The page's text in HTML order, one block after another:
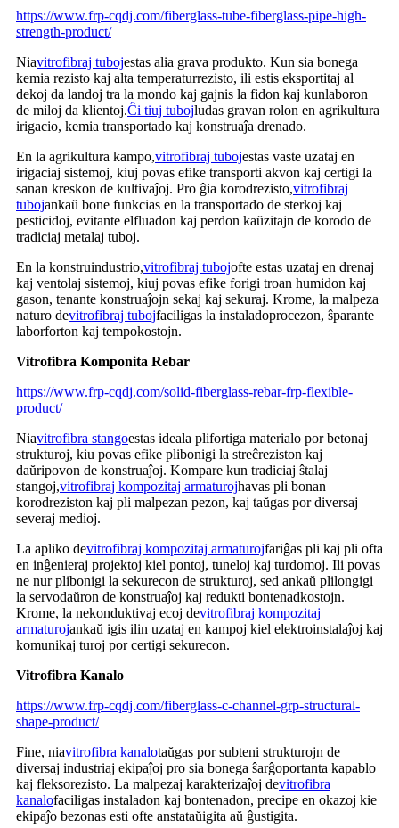
https://www.frp-cqdj.com/fiberglass-tube-fiberglass-pipe-high-
strength-product/
Niavitrofibraj tubojestas alia grava produkto. Kun sia bonega
kemia rezisto kaj alta temperaturrezisto, ili estis eksportitaj al
dekoj da landoj tra la mondo kaj gajnis la fidon kaj kunlaboron
de miloj da klientoj.Ĉi tiuj tubojludas gravan rolon en agrikultura
irigacio, kemia transportado kaj konstruaĵa drenado.
En la agrikultura kampo,vitrofibraj tubojestas vaste uzataj en
irigaciaj sistemoj, kiuj povas efike transporti akvon kaj certigi la
sanan kreskon de kultivaĵoj. Pro ĝia korodrezisto,vitrofibraj
tubojankaŭ bone funkcias en la transportado de sterkoj kaj
pesticidoj, evitante elfluadon kaj perdon kaŭzitajn de korodo de
tradiciaj metalaj tuboj.
En la konstruindustrio,vitrofibraj tubojofte estas uzataj en drenaj
kaj ventolaj sistemoj, kiuj povas efike forigi troan humidon kaj
gason, tenante konstruaĵojn sekaj kaj sekuraj. Krome, la malpeza
naturo devitrofibraj tubojfaciligas la instaladoprocezon, ŝparante
laborforton kaj tempokostojn.
Vitrofibra Komponita Rebar
https://www.frp-cqdj.com/solid-fiberglass-rebar-frp-flexible-
product/
Niavitrofibra stangoestas ideala plifortiga materialo por betonaj
strukturoj, kiu povas efike plibonigi la streĉreziston kaj
daŭripovon de konstruaĵoj. Kompare kun tradiciaj ŝtalaj
stangoj,vitrofibraj kompozitaj armaturojhavas pli bonan
korodreziston kaj pli malpezan pezon, kaj taŭgas por diversaj
severaj medioj.
La apliko devitrofibraj kompozitaj armaturojfariĝas pli kaj pli ofta
en inĝenieraj projektoj kiel pontoj, tuneloj kaj turdomoj. Ili povas
ne nur plibonigi la sekurecon de strukturoj, sed ankaŭ plilongigi
la servodaŭron de konstruaĵoj kaj redukti bontenadkostojn.
Krome, la nekonduktivaj ecoj devitrofibraj kompozitaj
armaturojankaŭ igis ilin uzataj en kampoj kiel elektroinstalaĵoj kaj
komunikaj turoj por certigi sekurecon.
Vitrofibra Kanalo
https://www.frp-cqdj.com/fiberglass-c-channel-grp-structural-
shape-product/
Fine, niavitrofibra kanalotaŭgas por subteni strukturojn de
diversaj industriaj ekipaĵoj pro sia bonega ŝarĝoportanta kapablo
kaj fleksorezisto. La malpezaj karakterizaĵoj devitrofibra
kanalofaciligas instaladon kaj bontenadon, precipe en okazoj kie
ekipaĵo bezonas esti ofte anstataŭigita aŭ ĝustigita.